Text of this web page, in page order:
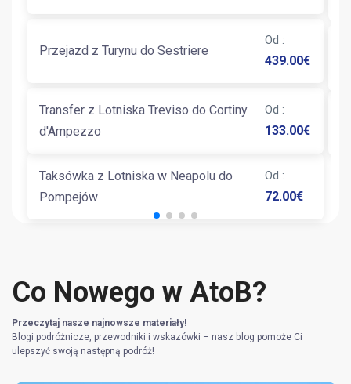
Przejazd z Turynu do Sestriere
Od :
439.00€
Transfer z Lotniska Treviso do Cortiny
d'Ampezzo
Od :
133.00€
Taksówka z Lotniska w Neapolu do
Pompejów
Od :
72.00€
Co Nowego w AtoB?
Przeczytaj nasze najnowsze materiały!
Blogi podróżnicze, przewodniki i wskazówki – nasz blog pomoże Ci
ulepszyć swoją następną podróż!